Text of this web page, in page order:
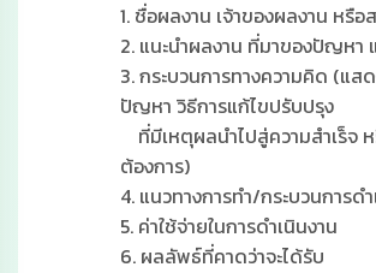
1. ชื่อผลงาน เจ้าของผลงาน หรื
2. แนะนำผลงาน ที่มาของปัญหา
3. กระบวนการทางความคิด (แส
ปัญหา วิธีการแก้ไขปรับปรุง
ที่มีเหตุผลนำไปสู่ความสำเร็จ
ต้องการ)
4. แนวทางการทำ/กระบวนการด
5. ค่าใช้จ่ายในการดำเนินงาน
6. ผลลัพธ์ที่คาดว่าจะได้รับ